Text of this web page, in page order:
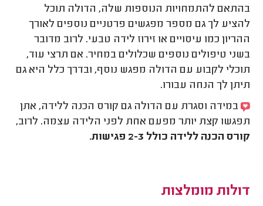
בהתאם להתמחויות הנוספות שלה, הדולה תוכל
להציע לך גם מספר מפגשים פרטניים נוספים לאורך
ההריון כמו עיסויים או זירוז לידה טבעי. לרוב מדובר
בשני טיפולים נוספים שכלולים במחיר. אם תרצי עוד,
תוכלי לקבוע עם הדולה מפגש נוסף, ובדרך כלל היא גם
תיתן לך הנחה עבורו.
במידה וסגרת עם הדולה גם קורס הכנה ללידה, אתן
תפגשו קצת יותר מפעם אחת לפני הלידה עצמה. לרוב,
קורס הכנה ללידה כולל 2-3 פגישות.
דולות מומלצות